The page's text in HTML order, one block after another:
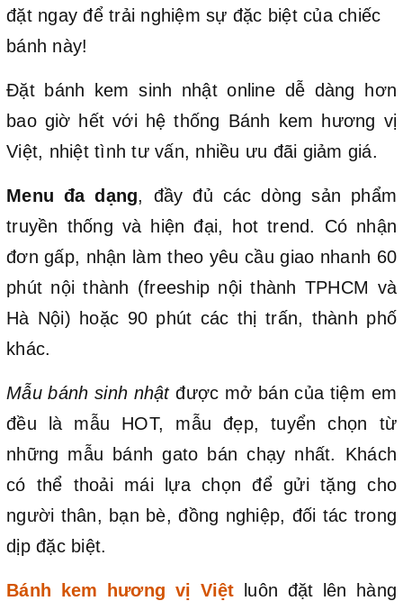
đặt ngay để trải nghiệm sự đặc biệt của chiếc
bánh này!
Đặt bánh kem sinh nhật online dễ dàng hơn
bao giờ hết với hệ thống Bánh kem hương vị
Việt, nhiệt tình tư vấn, nhiều ưu đãi giảm giá.
Menu đa dạng, đầy đủ các dòng sản phẩm
truyền thống và hiện đại, hot trend. Có nhận
đơn gấp, nhận làm theo yêu cầu giao nhanh 60
phút nội thành (freeship nội thành TPHCM và
Hà Nội) hoặc 90 phút các thị trấn, thành phố
khác.
Mẫu bánh sinh nhậtđược mở bán của tiệm em
đều là mẫu HOT, mẫu đẹp, tuyển chọn từ
những mẫu bánh gato bán chạy nhất. Khách
có thể thoải mái lựa chọn để gửi tặng cho
người thân, bạn bè, đồng nghiệp, đối tác trong
dịp đặc biệt.
Bánh kem hương vị Việt luôn đặt lên hàng